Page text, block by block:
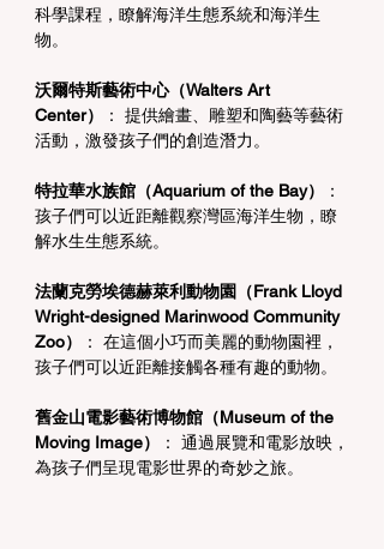
科學課程，瞭解海洋生態系統和海洋生
物。
沃爾特斯藝術中心（Walters Art
Center）
： 提供繪畫、雕塑和陶藝等藝術
活動，激發孩子們的創造潛力。
特拉華水族館（Aquarium of the Bay）
：
孩子們可以近距離觀察灣區海洋生物，瞭
解水生生態系統。
法蘭克勞埃德赫萊利動物園（Frank Lloyd
Wright-designed Marinwood Community
Zoo）
： 在這個小巧而美麗的動物園裡，
孩子們可以近距離接觸各種有趣的動物。
舊金山電影藝術博物館（Museum of the
Moving Image）
： 通過展覽和電影放映，
為孩子們呈現電影世界的奇妙之旅。